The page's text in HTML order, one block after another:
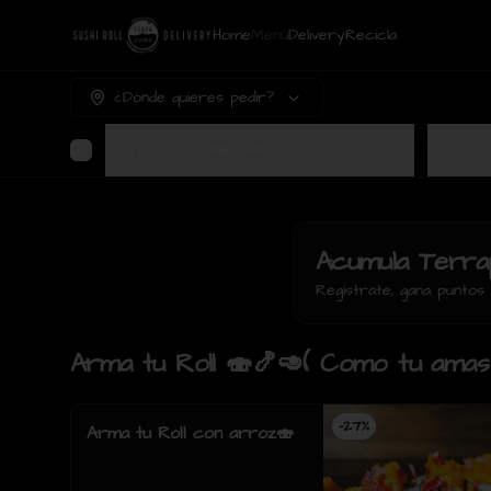
Home DeliveryRecicla
¿Dónde quieres pedir?
Acumula
Regístrate, gana
Arma tu Roll 🍣🍤🥑( Como tu
-27%
Arma tu Roll con arroz🍣